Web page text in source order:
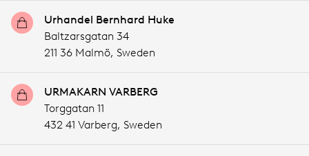
Urhandel Bernhard Huke
Baltzarsgatan 34
211 36 Malmö, Sweden
URMAKARN VARBERG
Torggatan 11
432 41 Varberg, Sweden